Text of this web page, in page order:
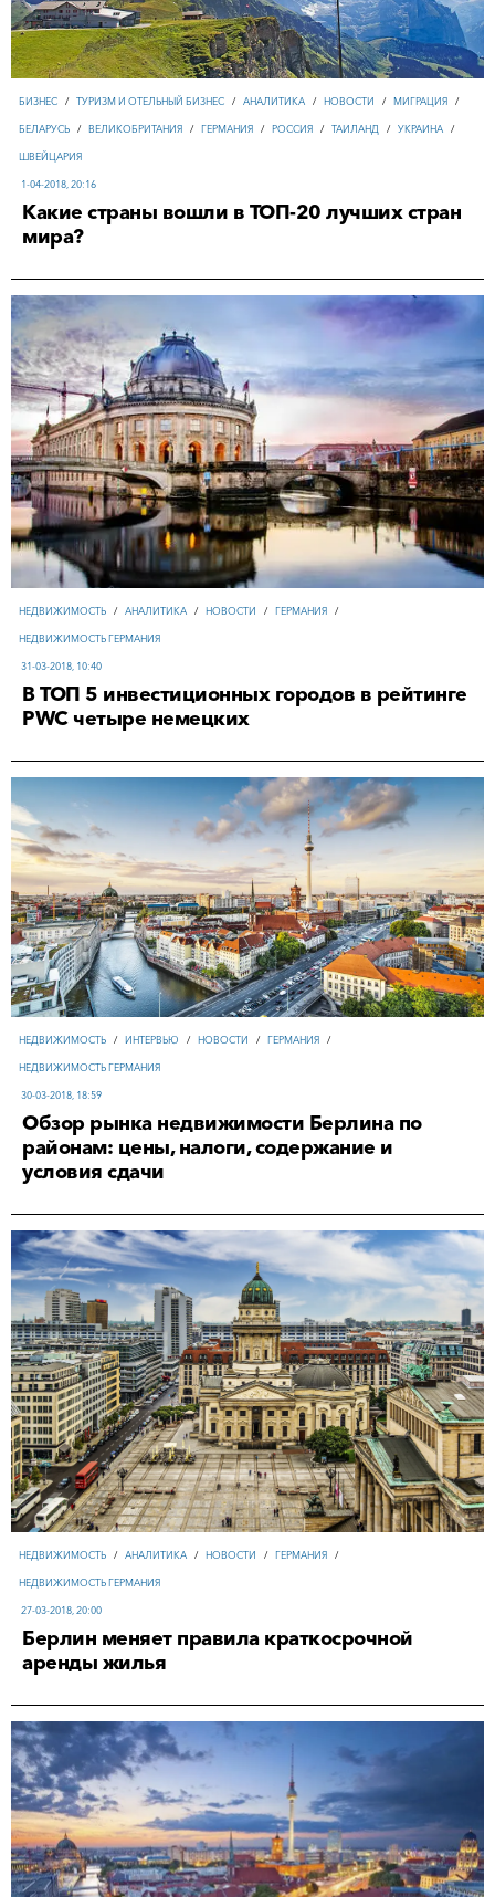
БИЗНЕС / ТУРИЗМ И ОТЕЛЬНЫЙ БИЗНЕС / АНАЛИТИКА / НОВОСТИ / МИГРАЦИЯ /
БЕЛАРУСЬ / ВЕЛИКОБРИТАНИЯ / ГЕРМАНИЯ / РОССИЯ / ТАИЛАНД / УКРАИНА /
ШВЕЙЦАРИЯ
1-04-2018, 20:16
Какие страны вошли в ТОП-20 лучших стран
мира?
НЕДВИЖИМОСТЬ / АНАЛИТИКА / НОВОСТИ / ГЕРМАНИЯ /
НЕДВИЖИМОСТЬ ГЕРМАНИЯ
31-03-2018, 10:40
В ТОП 5 инвестиционных городов в рейтинге
PWC четыре немецких
НЕДВИЖИМОСТЬ / ИНТЕРВЬЮ / НОВОСТИ / ГЕРМАНИЯ /
НЕДВИЖИМОСТЬ ГЕРМАНИЯ
30-03-2018, 18:59
Обзор рынка недвижимости Берлина по
районам: цены, налоги, содержание и
условия сдачи
НЕДВИЖИМОСТЬ / АНАЛИТИКА / НОВОСТИ / ГЕРМАНИЯ /
НЕДВИЖИМОСТЬ ГЕРМАНИЯ
27-03-2018, 20:00
Берлин меняет правила краткосрочной
аренды жилья